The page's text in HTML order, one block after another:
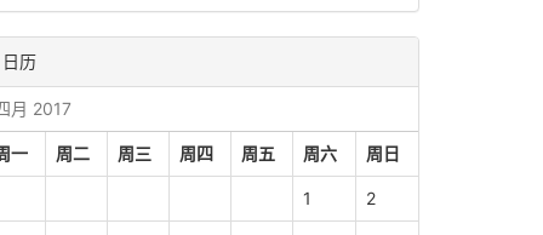
日历
月 2017
一 周二 周三 周四 周五 周六 周日
1 2